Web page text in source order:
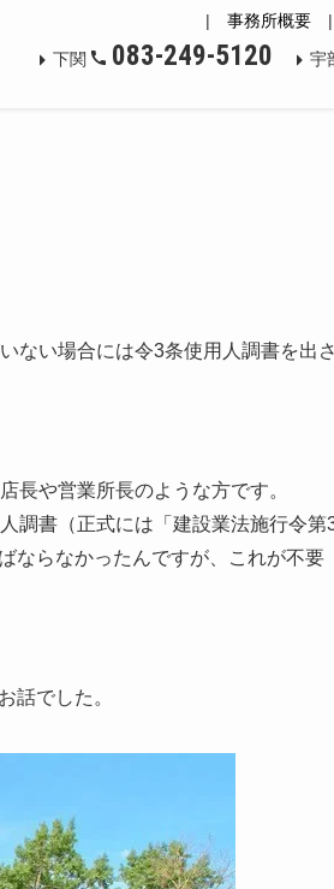
| 事務所概要
下関 083-249-5120 宇
ない場合には令3条使用人調書を出
や営業所長のような方です。
調書（正式には「建設業法施行令第
ならなかったんですが、これが不要
話でした。